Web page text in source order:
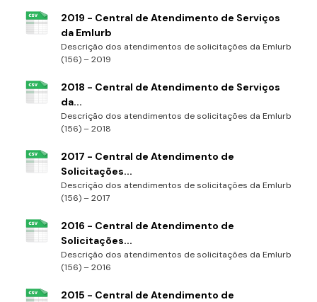
2019 - Central de Atendimento de Serviços
da Emlurb
Descrição dos atendimentos de solicitações da Emlurb
(156) – 2019
2018 - Central de Atendimento de Serviços
da...
Descrição dos atendimentos de solicitações da Emlurb
(156) – 2018
2017 - Central de Atendimento de
Solicitações...
Descrição dos atendimentos de solicitações da Emlurb
(156) – 2017
2016 - Central de Atendimento de
Solicitações...
Descrição dos atendimentos de solicitações da Emlurb
(156) – 2016
2015 - Central de Atendimento de